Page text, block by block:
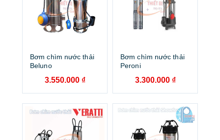
Bơm chìm nước thải
Beluno
3.550.000 ₫
Bơm chìm nước thải
Peroni
3.300.000 ₫